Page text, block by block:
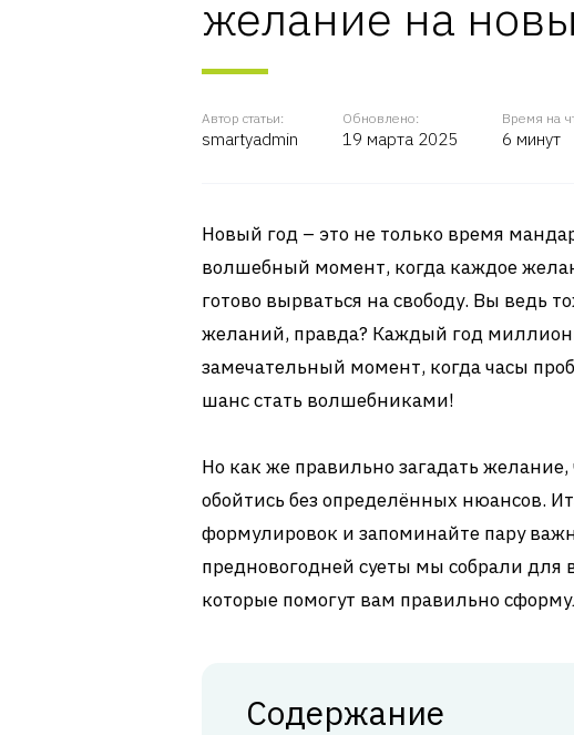
желание на
Автор статьи:
smartyadmin
Обновлено:
19 марта 2025
Время на
6 минут
Новый год – это не только время
волшебный момент, когда каждое
готово вырваться на свободу. Вы ведь
желаний, правда? Каждый год
замечательный момент, когда часы
шанс стать волшебниками!
Но как же правильно загадать
обойтись без определённых нюансов.
формулировок и запоминайте пару
предновогодней суеты мы собрали для
которые помогут вам правильно
Содержание